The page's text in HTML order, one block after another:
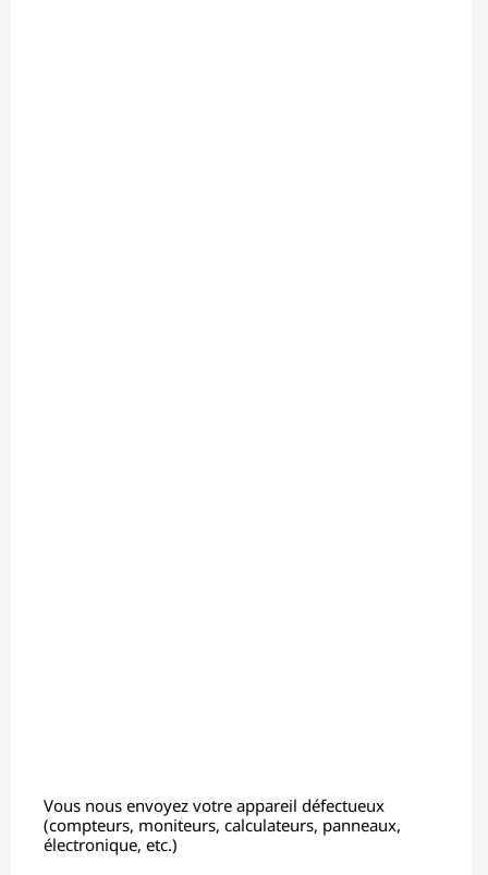
Vous nous envoyez votre appareil défectueux
(compteurs, moniteurs, calculateurs, panneaux,
électronique, etc.)